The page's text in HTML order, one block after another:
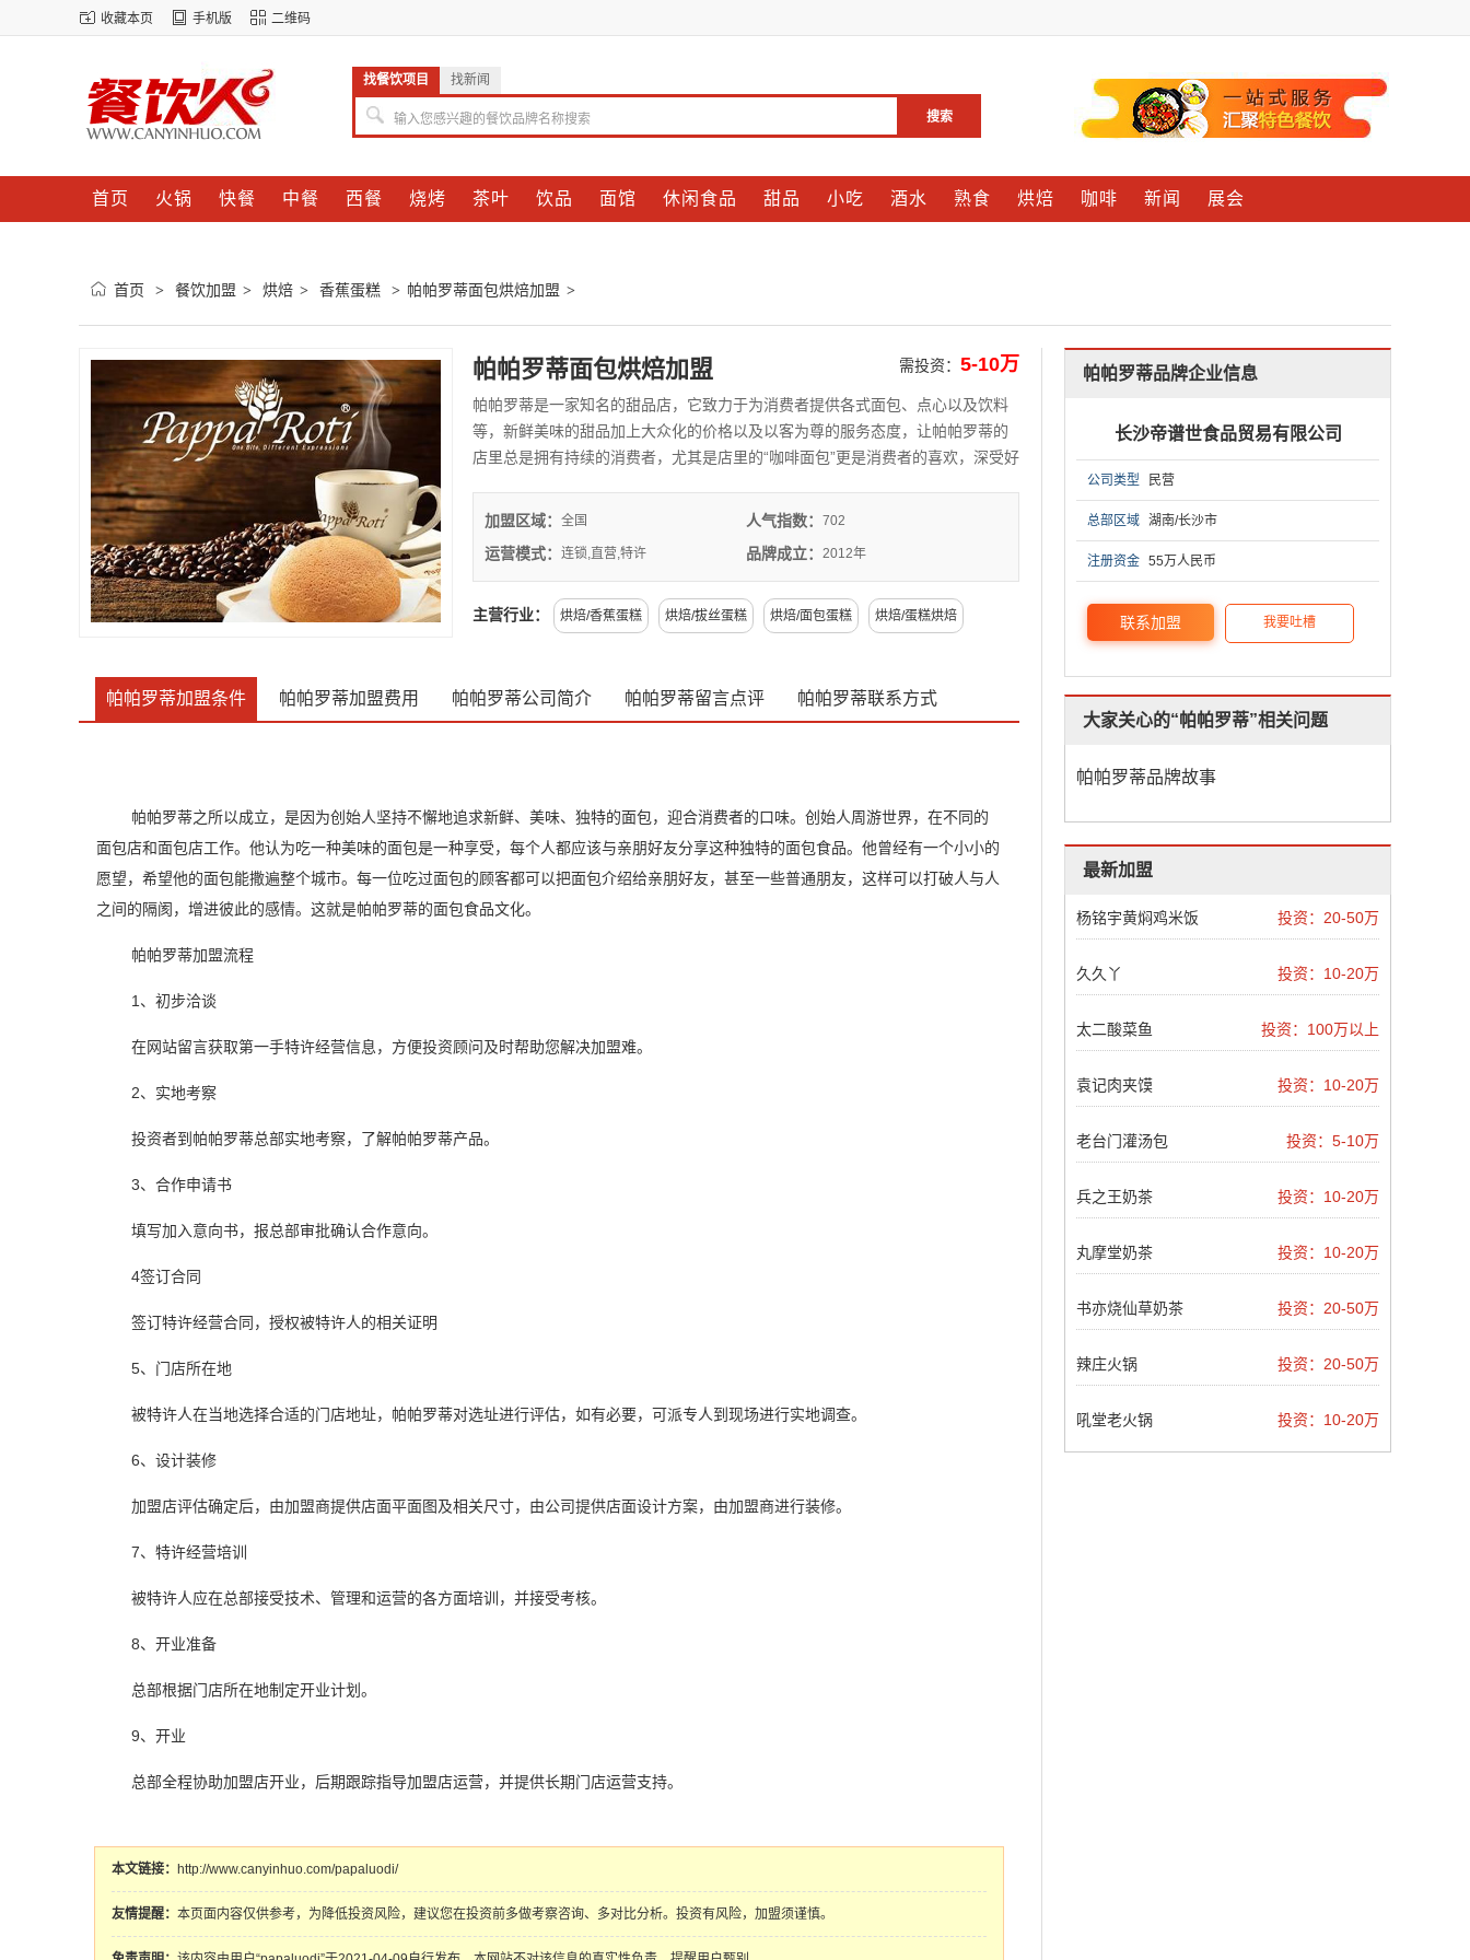
收藏本页 手机版 二维码
找餐饮项目 找新闻
输入您感兴趣的餐饮品牌名称搜索 搜索
首页 火锅 快餐 中餐 西餐 烧烤 茶叶 饮品 面馆 休闲食品 甜品 小吃 酒水 熟食 烘焙 咖啡 新闻 展会
首页 > 餐饮加盟 > 烘焙 > 香蕉蛋糕 > 帕帕罗蒂面包烘焙加盟 >
帕帕罗蒂面包烘焙加盟 需投资： 5-10万
帕帕罗蒂是一家知名的甜品店，它致力于为消费者提供各式面包、点心以及饮料
等，新鲜美味的甜品加上大众化的价格以及以客为尊的服务态度，让帕帕罗蒂的
店里总是拥有持续的消费者，尤其是店里的“咖啡面包”更是消费者的喜欢，深受好
有多家加盟店，如果您也想加盟这个知名的甜品品牌，就赶快留言获得详细的加
加盟区域： 全国 人气指数： 702
运营模式： 连锁,直营,特许 品牌成立： 2012年
主营行业： 烘焙/香蕉蛋糕 烘焙/拔丝蛋糕 烘焙/面包蛋糕 烘焙/蛋糕烘焙
帕帕罗蒂加盟条件 帕帕罗蒂加盟费用 帕帕罗蒂公司简介 帕帕罗蒂留言点评 帕帕罗蒂联系方式
帕帕罗蒂之所以成立，是因为创始人坚持不懈地追求新鲜、美味、独特的面包，迎合消费者的口味。创始人周游世界，在不同的
面包店和面包店工作。他认为吃一种美味的面包是一种享受，每个人都应该与亲朋好友分享这种独特的面包食品。他曾经有一个小小的
愿望，希望他的面包能撒遍整个城市。每一位吃过面包的顾客都可以把面包介绍给亲朋好友，甚至一些普通朋友，这样可以打破人与人
之间的隔阂，增进彼此的感情。这就是帕帕罗蒂的面包食品文化。
帕帕罗蒂加盟流程
1、初步洽谈
在网站留言获取第一手特许经营信息，方便投资顾问及时帮助您解决加盟难。
2、实地考察
投资者到帕帕罗蒂总部实地考察，了解帕帕罗蒂产品。
3、合作申请书
填写加入意向书，报总部审批确认合作意向。
4签订合同
签订特许经营合同，授权被特许人的相关证明
5、门店所在地
被特许人在当地选择合适的门店地址，帕帕罗蒂对选址进行评估，如有必要，可派专人到现场进行实地调查。
6、设计装修
加盟店评估确定后，由加盟商提供店面平面图及相关尺寸，由公司提供店面设计方案，由加盟商进行装修。
7、特许经营培训
被特许人应在总部接受技术、管理和运营的各方面培训，并接受考核。
8、开业准备
总部根据门店所在地制定开业计划。
9、开业
总部全程协助加盟店开业，后期跟踪指导加盟店运营，并提供长期门店运营支持。
本文链接： http://www.canyinhuo.com/papaluodi/
友情提醒： 本页面内容仅供参考，为降低投资风险，建议您在投资前多做考察咨询、多对比分析。投资有风险，加盟须谨慎。
帕帕罗蒂品牌企业信息
长沙帝谱世食品贸易有限公司
公司类型 民营
总部区域 湖南/长沙市
注册资金 55万人民币
联系加盟 我要吐槽
大家关心的“帕帕罗蒂”相关问题
帕帕罗蒂品牌故事
最新加盟
投资：20-50万
杨铭宇黄焖鸡米饭
投资：10-20万
久久丫
投资：100万以上
太二酸菜鱼
投资：10-20万
袁记肉夹馍
投资：5-10万
老台门灌汤包
投资：10-20万
兵之王奶茶
投资：10-20万
丸摩堂奶茶
投资：20-50万
书亦烧仙草奶茶
投资：20-50万
辣庄火锅
投资：10-20万
吼堂老火锅